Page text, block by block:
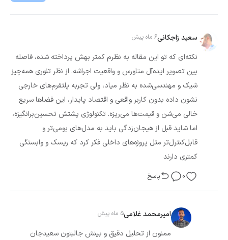
سعید زاجکانی6 ماه پیش
نکته‌ای که تو این مقاله به نظرم کمتر بهش پرداخته شده، فاصله
بین تصویر ایده‌آل متاورس و واقعیت اجراشه. از نظر تئوری همه‌چیز
شیک و مهندسی‌شده به نظر میاد، ولی تجربه پلتفرم‌های خارجی
نشون داده بدون کاربر واقعی و اقتصاد پایدار، این فضاها سریع
خالی می‌شن و قیمت‌ها می‌ریزه. تکنولوژی پشتش تحسین‌برانگیزه،
اما شاید قبل از هیجان‌زدگی باید به مدل‌های بومی‌تر و
قابل‌کنترل‌تر مثل پروژه‌های داخلی فکر کرد که ریسک و وابستگی
کمتری دارند
0 پاسخ
امیرمحمد غلامی5 ماه پیش
ممنون از تحلیل دقیق و بینش جالبتون سعیدجان